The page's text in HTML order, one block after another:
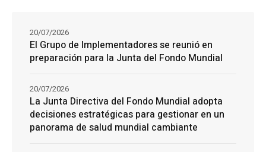
El Grupo de Implementadores se reunió en
preparación para la Junta del Fondo Mundial
20/07/2026
La Junta Directiva del Fondo Mundial adopta
decisiones estratégicas para gestionar en un
panorama de salud mundial cambiante
20/07/2026